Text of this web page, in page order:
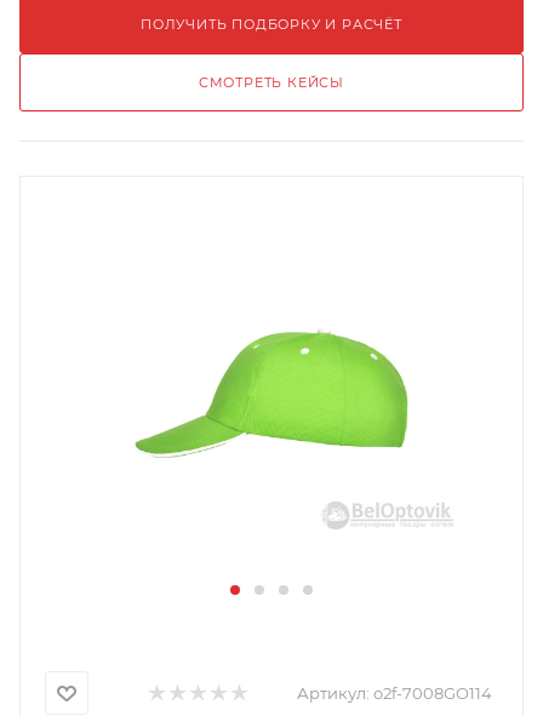
ПОЛУЧИТЬ ПОДБОРКУ И РАСЧЁТ
СМОТРЕТЬ КЕЙСЫ
Артикул: o2f-7008GO114